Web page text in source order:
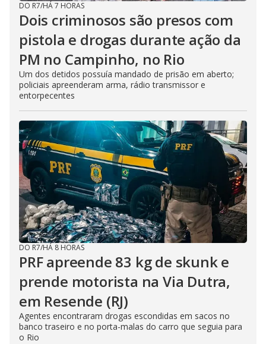
DO R7/HÁ 7 HORAS
Dois criminosos são presos com
pistola e drogas durante ação da
PM no Campinho, no Rio
Um dos detidos possuía mandado de prisão em aberto;
policiais apreenderam arma, rádio transmissor e
entorpecentes
DO R7/HÁ 8 HORAS
PRF apreende 83 kg de skunk e
prende motorista na Via Dutra,
em Resende (RJ)
Agentes encontraram drogas escondidas em sacos no
banco traseiro e no porta-malas do carro que seguia para
o Rio